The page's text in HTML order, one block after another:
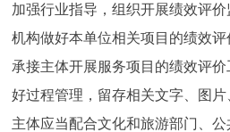
加强行业指导，组织开展绩效评
机构做好本单位相关项目的绩效
承接主体开展服务项目的绩效评
好过程管理，留存相关文字、图
主体应当配合文化和旅游部门、